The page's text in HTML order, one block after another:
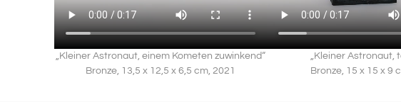
lang den Anschein von Leichtigkeit und grenzenloser Freiheit,
gleich die Verwundbarkeit mit, der er jenseits der schützenden
Planeten ausgesetzt ist.
Für mich verkörpert er aber genau dort, in dieser
„Kleiner Astronaut, einem Kometen zuwinkend“
Bronze, 13,5 x 12,5 x 6,5 cm, 2021
„Kleiner Astronaut,
Bronze, 15 x 15 x 9